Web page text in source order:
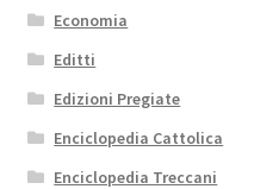
Economia
Editti
Edizioni Pregiate
Enciclopedia Cattolica
Enciclopedia Treccani